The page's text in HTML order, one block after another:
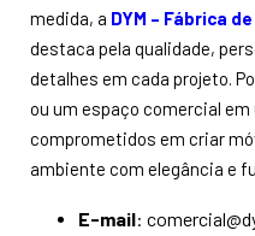
medida, a DYM – Fábrica
destaca pela qualidade,
detalhes em cada projeto.
ou um espaço comercial
comprometidos em criar
ambiente com elegância e
E-mail: